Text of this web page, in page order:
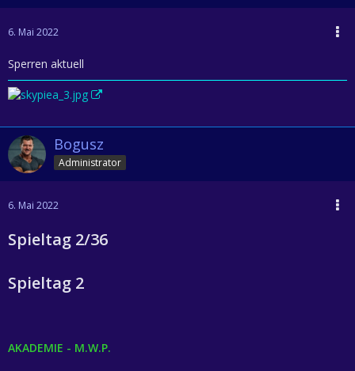
6. Mai 2022
Sperren aktuell
Bogusz
Administrator
6. Mai 2022
Spieltag 2/36
Spieltag 2
AKADEMIE - M.W.P.